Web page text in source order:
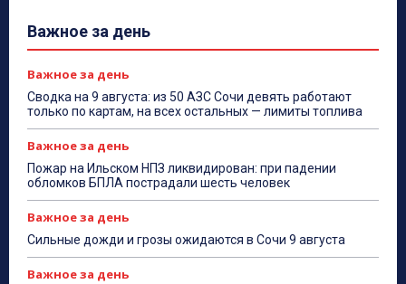
Важное за день
Важное за день
Сводка на 9 августа: из 50 АЗС Сочи девять работают
только по картам, на всех остальных — лимиты топлива
Важное за день
Пожар на Ильском НПЗ ликвидирован: при падении
обломков БПЛА пострадали шесть человек
Важное за день
Сильные дожди и грозы ожидаются в Сочи 9 августа
Важное за день